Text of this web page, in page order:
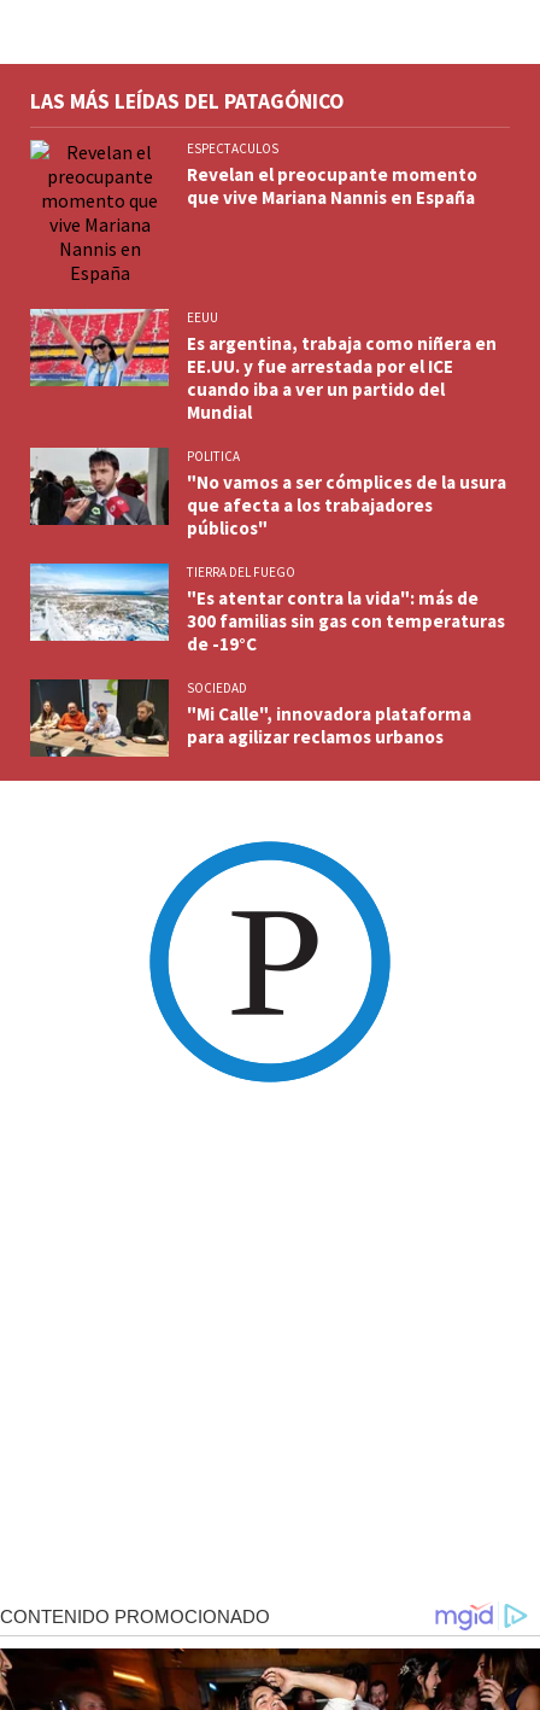
LAS MÁS LEÍDAS DEL PATAGÓNICO
ESPECTACULOS
Revelan el preocupante momento
que vive Mariana Nannis en España
EEUU
Es argentina, trabaja como niñera en
EE.UU. y fue arrestada por el ICE
cuando iba a ver un partido del
Mundial
POLITICA
"No vamos a ser cómplices de la usura
que afecta a los trabajadores
públicos"
TIERRA DEL FUEGO
"Es atentar contra la vida": más de
300 familias sin gas con temperaturas
de -19°C
SOCIEDAD
"Mi Calle", innovadora plataforma
para agilizar reclamos urbanos